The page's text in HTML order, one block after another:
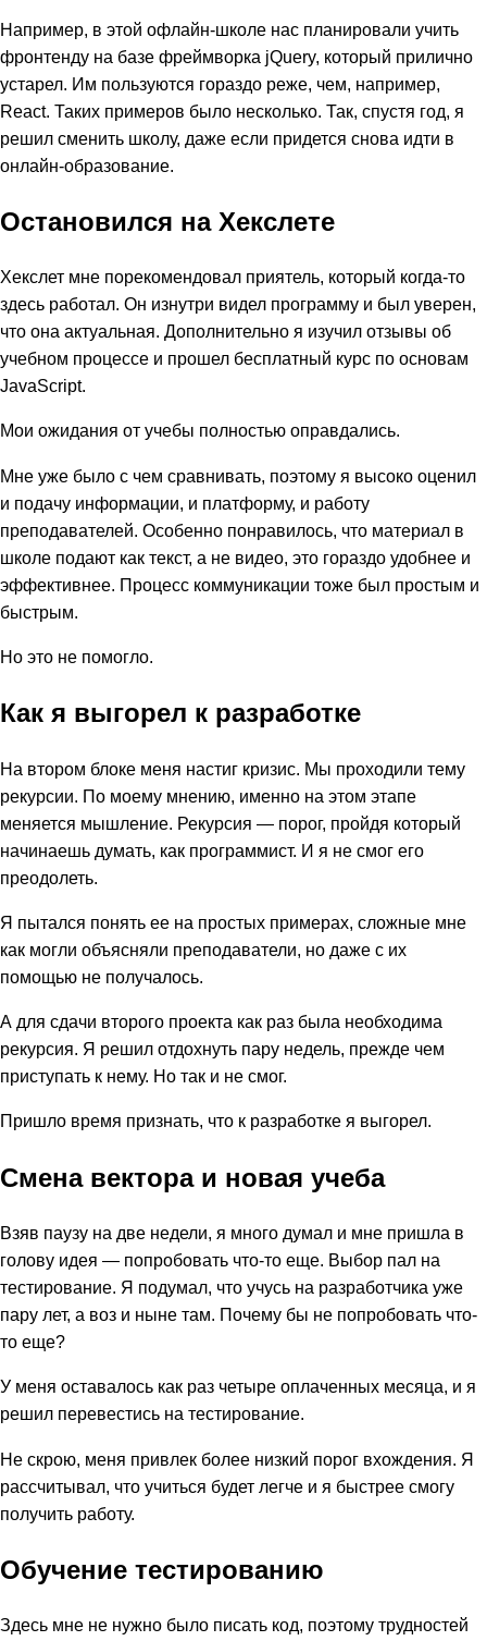
Например, в этой офлайн-школе нас планировали учить
фронтенду на базе фреймворка jQuery, который прилично
устарел. Им пользуются гораздо реже, чем, например,
React. Таких примеров было несколько. Так, спустя год, я
решил сменить школу, даже если придется снова идти в
онлайн-образование.
Остановился на Хекслете
Хекслет мне порекомендовал приятель, который когда-то
здесь работал. Он изнутри видел программу и был уверен,
что она актуальная. Дополнительно я изучил отзывы об
учебном процессе и прошел бесплатный курс по основам
JavaScript.
Мои ожидания от учебы полностью оправдались.
Мне уже было с чем сравнивать, поэтому я высоко оценил
и подачу информации, и платформу, и работу
преподавателей. Особенно понравилось, что материал в
школе подают как текст, а не видео, это гораздо удобнее и
эффективнее. Процесс коммуникации тоже был простым и
быстрым.
Но это не помогло.
Как я выгорел к разработке
На втором блоке меня настиг кризис. Мы проходили тему
рекурсии. По моему мнению, именно на этом этапе
меняется мышление. Рекурсия — порог, пройдя который
начинаешь думать, как программист. И я не смог его
преодолеть.
Я пытался понять ее на простых примерах, сложные мне
как могли объясняли преподаватели, но даже с их
помощью не получалось.
А для сдачи второго проекта как раз была необходима
рекурсия. Я решил отдохнуть пару недель, прежде чем
приступать к нему. Но так и не смог.
Пришло время признать, что к разработке я выгорел.
Смена вектора и новая учеба
Взяв паузу на две недели, я много думал и мне пришла в
голову идея — попробовать что-то еще. Выбор пал на
тестирование. Я подумал, что учусь на разработчика уже
пару лет, а воз и ныне там. Почему бы не попробовать что-
то еще?
У меня оставалось как раз четыре оплаченных месяца, и я
решил перевестись на тестирование.
Не скрою, меня привлек более низкий порог вхождения. Я
рассчитывал, что учиться будет легче и я быстрее смогу
получить работу.
Обучение тестированию
Здесь мне не нужно было писать код, поэтому трудностей